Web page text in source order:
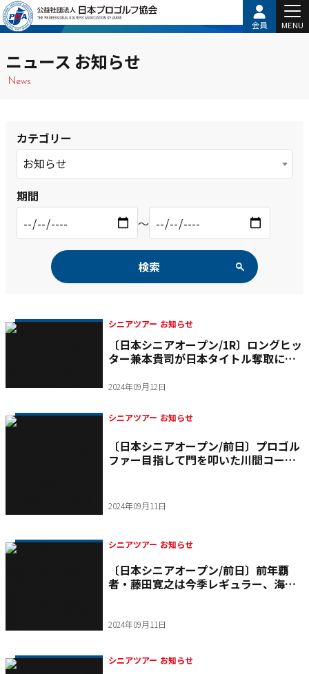
会員 MENU
ニュース お知らせ
News
カテゴリー
お知らせ
期間
〜
検索
シニアツアー お知らせ
〔日本シニアオープン/1R〕ロングヒッ
ター兼本貴司が日本タイトル奪取に向
2024年09月12日
シニアツアー お知らせ
〔日本シニアオープン/前日〕プロゴル
ファー目指して門を叩いた川間コー
2024年09月11日
シニアツアー お知らせ
〔日本シニアオープン/前日〕前年覇
者・藤田寛之は今季レギュラー、海外
2024年09月11日
シニアツアー お知らせ